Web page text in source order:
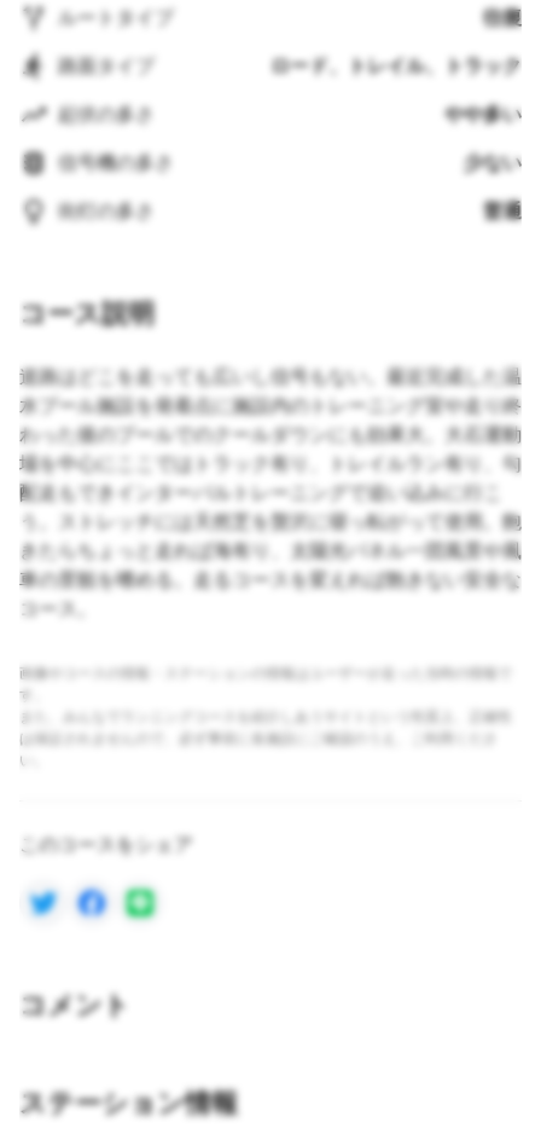
ルートタイプ 往復
路面タイプ ロード、トレイル、トラック
起伏の多さ やや多い
信号機の多さ 少ない
街灯の多さ 普通
コース説明
道路はどこを走っても広いし信号もない。最近完成した温
水プール施設を発着点に施設内のトレーニング室や走り終
わった後のプールでのクールダウンにも効果大。大石運動
場を中心にここではトラック有り、トレイルラン有り、勾
配走もできインターバルトレーニングで追い込みに行こ
う。ストレッチには天然芝を贅沢に寝っ転がって使用。飽
きたらちょっと走れば海有り、太陽光パネル一団風景や風
車の景観を嗜める。走るコースを変えれば飽きない安全な
コース。
画像やコースの情報・ステーションの情報はユーザーが走った当時の情報で
す。
また、みんなでランニングコースを紹介しあうサイトという性質上、正確性
は保証されませんので、必ず事前に各施設にご確認のうえ、ご利用くださ
い。
このコースをシェア
コメント
ステーション情報